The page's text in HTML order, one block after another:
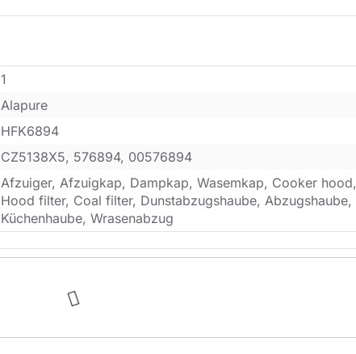
1
Alapure
HFK6894
CZ5138X5, 576894, 00576894
Afzuiger, Afzuigkap, Dampkap, Wasemkap, Cooker hood,
Hood filter, Coal filter, Dunstabzugshaube, Abzugshaube,
Küchenhaube, Wrasenabzug